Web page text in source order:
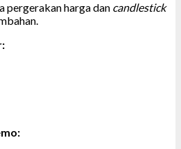
pergerakan harga dan candlestick